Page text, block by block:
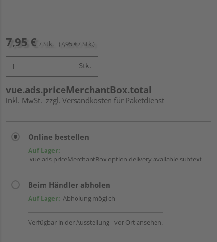
7,95 € / Stk. (7,95 € / Stk.)
Stk.
vue.ads.priceMerchantBox.total
inkl. MwSt. zzgl. Versandkosten für Paketdienst
Online bestellen
Auf Lager:
vue.ads.priceMerchantBox.option.delivery.available.subtext
Beim Händler abholen
Auf Lager: Abholung möglich
Verfügbar in der Ausstellung - vor Ort ansehen.